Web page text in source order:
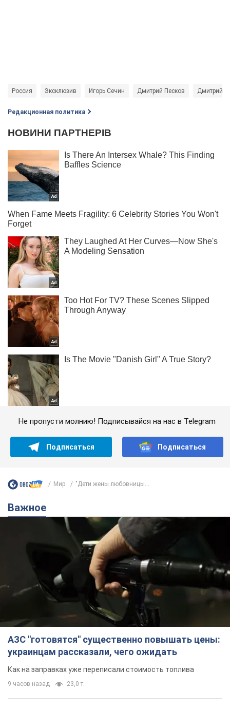
Россия Эксклюзив Игорь Сечин Дмитрий Песков Дмитрий
Редакционная политика
Не пропусти молнию! Подписывайся на нас в Telegram
Подписаться Подписаться
Мир "Дети жены любовницы...
Важное
АЗС "готовятся" существенно повышать цены:
украинцам рассказали, чего ожидать
Как на заправках уже переписали стоимость топлива
9 часов назад 23,0 т.